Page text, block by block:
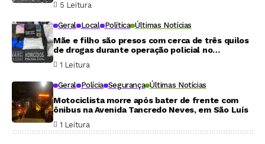
5 Leitura
Geral Local Política Últimas Notícias
Mãe e filho são presos com cerca de três quilos
de drogas durante operação policial no
Maranhão
1 Leitura
Geral Polícia Segurança Últimas Notícias
Motociclista morre após bater de frente com
ônibus na Avenida Tancredo Neves, em São Luís
1 Leitura